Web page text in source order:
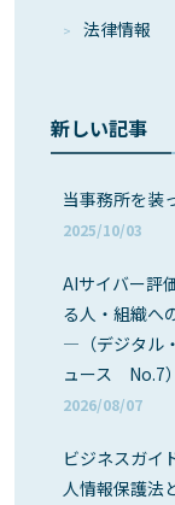
法律情報
新しい記事
当事務所を装
2025/10/03
AIサイバー評
る人・組織へ
―（デジタル
ュース No.7）
2026/08/07
ビジネスガイ
人情報保護法